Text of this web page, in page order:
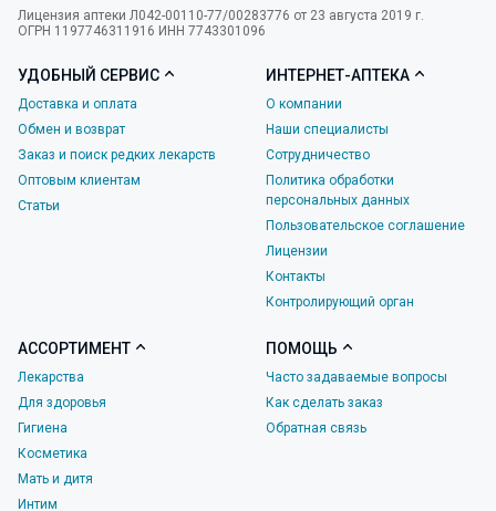
Лицензия аптеки Л042-00110-77/00283776 от 23 августа 2019 г.
ОГРН 1197746311916 ИНН 7743301096
УДОБНЫЙ СЕРВИС
Доставка и оплата
Обмен и возврат
Заказ и поиск редких лекарств
Оптовым клиентам
Статьи
ИНТЕРНЕТ-АПТЕКА
О компании
Наши специалисты
Сотрудничество
Политика обработки
персональных данных
Пользовательское соглашение
Лицензии
Контакты
Контролирующий орган
АССОРТИМЕНТ
Лекарства
Для здоровья
Гигиена
Косметика
Мать и дитя
Интим
ПОМОЩЬ
Часто задаваемые вопросы
Как сделать заказ
Обратная связь